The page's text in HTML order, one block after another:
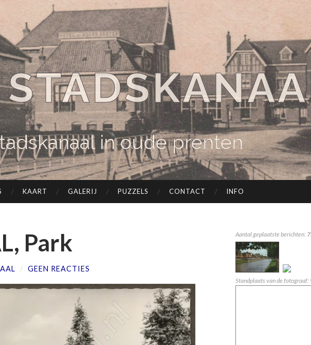
in oude prenten
KAART GALERIJ PUZZELS CONTACT INFO
Park
/ GEEN REACTIES
Aantal geplaatste berichten:
Standplaats van de fotograaf: